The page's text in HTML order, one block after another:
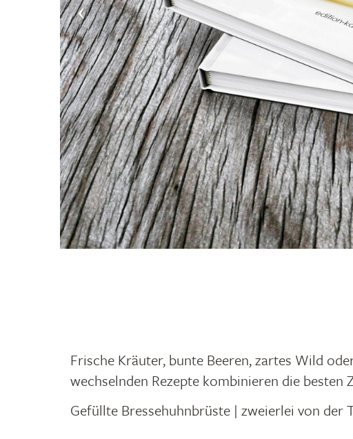
Frische Kräuter, bunte Beeren, zartes Wild
wechselnden Rezepte kombinieren die besten
Gefüllte Bressehuhnbrüste | zweierlei von der